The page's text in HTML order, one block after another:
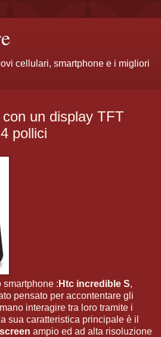
cellulari, smartphone e i migliori
un display TFT
pollici
smartphone : Htc incredible S,
pensato per accontentare gli
interagire tra loro tramite i
sua caratteristica principale è il
ampio ed ad alta risoluzione